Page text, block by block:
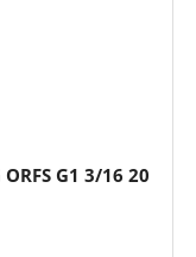
G1 3/16 20